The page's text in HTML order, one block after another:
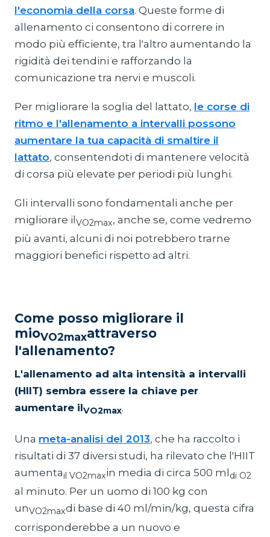
l'economia della corsa. Queste forme di
allenamento ci consentono di correre in
modo più efficiente, tra l'altro aumentando la
rigidità dei tendini e rafforzando la
comunicazione tra nervi e muscoli.
Per migliorare la soglia del lattato, le corse di
ritmo e l'allenamento a intervalli possono
aumentare la tua capacità di smaltire il
lattato, consentendoti di mantenere velocità
di corsa più elevate per periodi più lunghi.
Gli intervalli sono fondamentali anche per
migliorare ilVO2max, anche se, come vedremo
più avanti, alcuni di noi potrebbero trarne
maggiori benefici rispetto ad altri.
Come posso migliorare il
mioVO2maxattraverso
l'allenamento?
L'allenamento ad alta intensità a intervalli
(HIIT) sembra essere la chiave per
aumentare ilVO2max.
Una meta-analisi del 2013, che ha raccolto i
risultati di 37 diversi studi, ha rilevato che l'HIIT
aumentail VO2maxin media di circa 500 mldi O2
al minuto. Per un uomo di 100 kg con
unVO2maxdi base di 40 ml/min/kg, questa cifra
corrisponderebbe a un nuovo e